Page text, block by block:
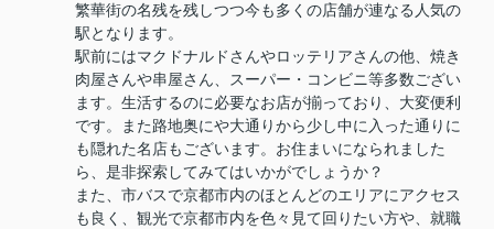
繁華街の名残を残しつつ今も多くの店舗が連なる人気の
駅となります。
駅前にはマクドナルドさんやロッテリアさんの他、焼き
肉屋さんや串屋さん、スーパー・コンビニ等多数ござい
ます。生活するのに必要なお店が揃っており、大変便利
です。また路地奥にや大通りから少し中に入った通りに
も隠れた名店もございます。お住まいになられました
ら、是非探索してみてはいかがでしょうか？
また、市バスで京都市内のほとんどのエリアにアクセス
も良く、観光で京都市内を色々見て回りたい方や、就職